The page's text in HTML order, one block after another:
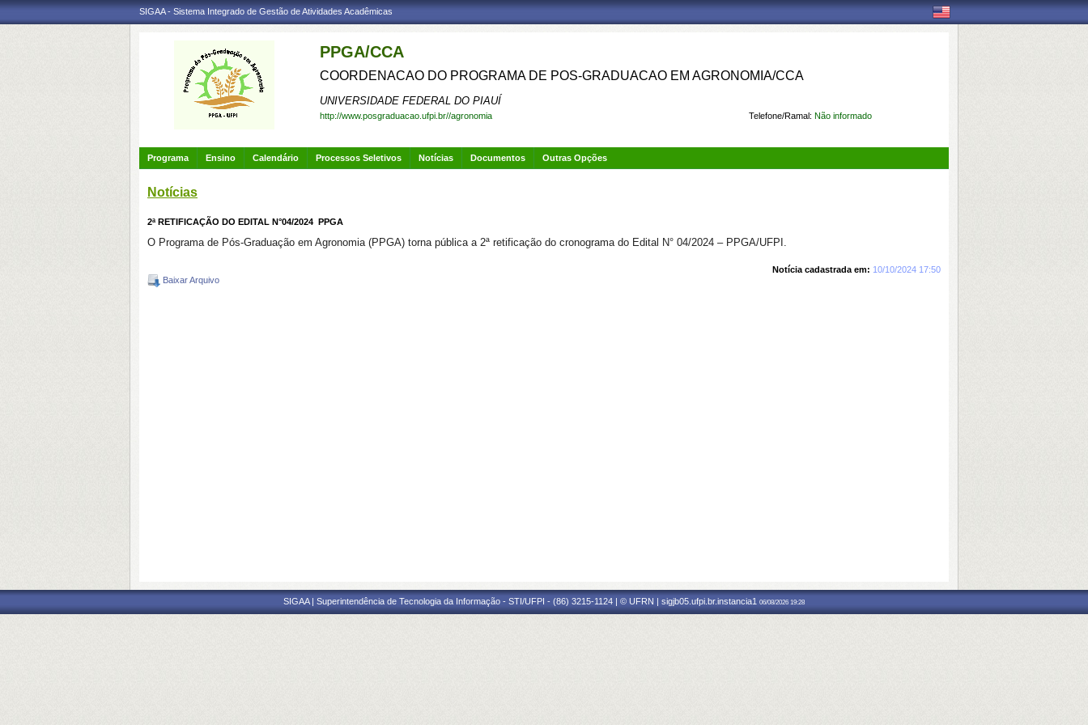
SIGAA - Sistema Integrado de Gestão de Atividades Acadêmicas
PPGA/CCA
COORDENACAO DO PROGRAMA DE POS-GRADUACAO EM AGRONOMIA/CCA
UNIVERSIDADE FEDERAL DO PIAUÍ
Telefone/Ramal: Não informado
http://www.posgraduacao.ufpi.br//agronomia
Programa Ensino Calendário Processos Seletivos Notícias Documentos Outras Opções
Notícias
2ª RETIFICAÇÃO DO EDITAL N°04/2024  PPGA
O Programa de Pós-Graduação em Agronomia (PPGA) torna pública a 2ª retificação do cronograma do Edital N° 04/2024 – PPGA/UFPI.
Notícia cadastrada em: 10/10/2024 17:50
Baixar Arquivo
SIGAA | Superintendência de Tecnologia da Informação - STI/UFPI - (86) 3215-1124 | © UFRN | sigjb05.ufpi.br.instancia1 06/08/2026 19:28